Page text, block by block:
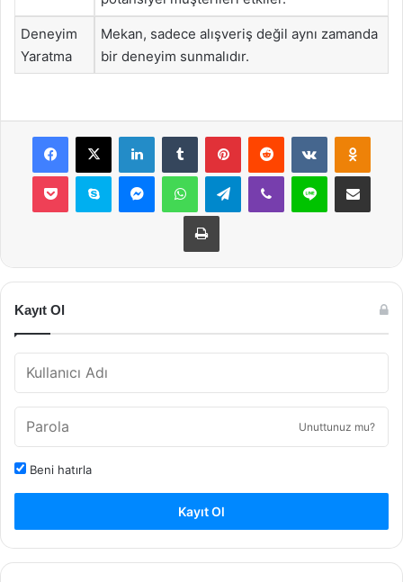
Deneyim
Yaratma
Mekan, sadece alışveriş değil aynı zamanda
bir deneyim sunmalıdır.
Facebook
X LinkedInTumblr PinterestReddit VKontakte
Pocket Skype MessengerWhatsAppTelegramViber Line E-Posta ile
Yazdır
Kayıt Ol
Unuttunuz mu?
Beni hatırla
Kayıt Ol